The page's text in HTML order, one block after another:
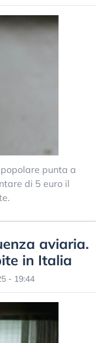
punta a
di 5 euro il
aviaria.
in Italia
- 19:44